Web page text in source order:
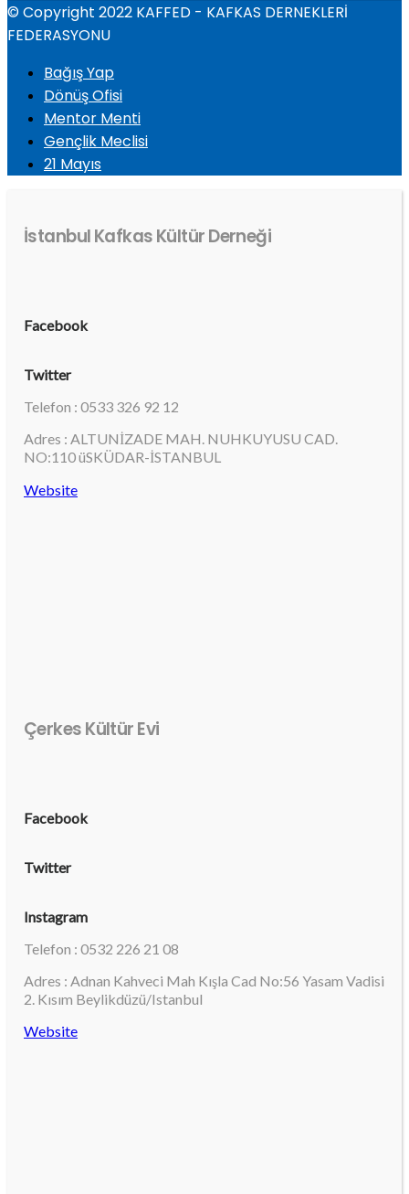
© Copyright 2022 KAFFED - KAFKAS DERNEKLERİ
FEDERASYONU
Bağış Yap
Dönüş Ofisi
Mentor Menti
Gençlik Meclisi
21 Mayıs
İstanbul Kafkas Kültür Derneği
Facebook
Twitter
Telefon : 0533 326 92 12
Adres : ALTUNİZADE MAH. NUHKUYUSU CAD.
NO:110 üSKÜDAR-İSTANBUL
Website
Çerkes Kültür Evi
Facebook
Twitter
Instagram
Telefon : 0532 226 21 08
Adres : Adnan Kahveci Mah Kışla Cad No:56 Yasam Vadisi
2. Kısım Beylikdüzü/Istanbul
Website